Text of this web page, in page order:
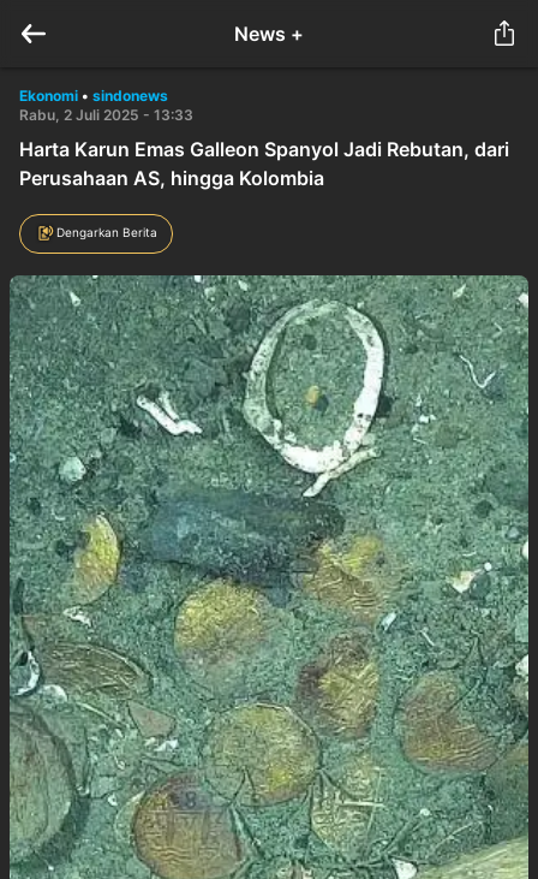
News +
Ekonomi • sindonews
Rabu, 2 Juli 2025 - 13:33
Harta Karun Emas Galleon Spanyol Jadi Rebutan, dari
Perusahaan AS, hingga Kolombia
Dengarkan Berita